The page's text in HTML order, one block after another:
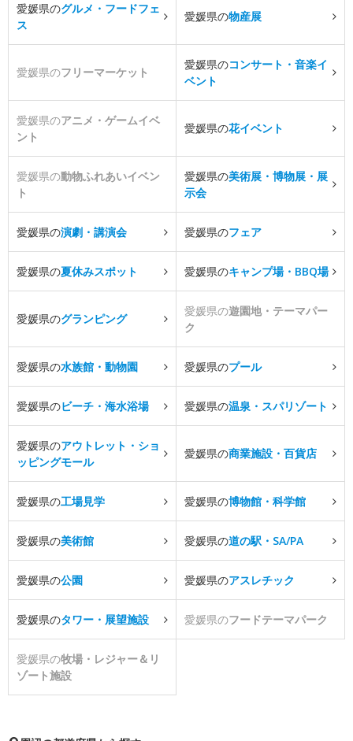
愛媛県のグルメ・フードフェ
ス
愛媛県の物産展
愛媛県のフリーマーケット
愛媛県のコンサート・音楽イ
ベント
愛媛県のアニメ・ゲームイベ
ント
愛媛県の花イベント
愛媛県の動物ふれあいイベン
ト
愛媛県の美術展・博物展・展
示会
愛媛県の演劇・講演会 愛媛県のフェア
愛媛県の夏休みスポット 愛媛県のキャンプ場・BBQ場
愛媛県のグランピング
愛媛県の遊園地・テーマパー
ク
愛媛県の水族館・動物園 愛媛県のプール
愛媛県のビーチ・海水浴場 愛媛県の温泉・スパリゾート
愛媛県のアウトレット・ショ
ッピングモール
愛媛県の商業施設・百貨店
愛媛県の工場見学 愛媛県の博物館・科学館
愛媛県の美術館 愛媛県の道の駅・SA/PA
愛媛県の公園 愛媛県のアスレチック
愛媛県のタワー・展望施設 愛媛県のフードテーマパーク
愛媛県の牧場・レジャー＆リ
ゾート施設